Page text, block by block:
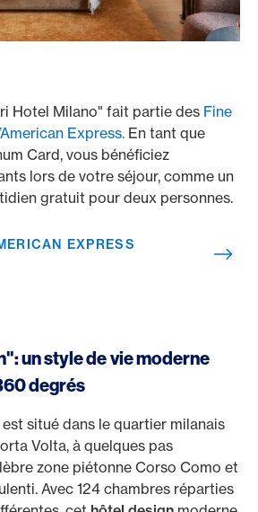
Hotel Milano" fait partie des Fine
Express. En tant que
Card, vous bénéficiez
lors de votre séjour, comme un
gratuit pour deux personnes.
EXPRESS
un style de vie moderne
degrés
est situé dans le quartier milanais
Volta, à quelques pas
zone piétonne Corso Como et
Avec 124 chambres réparties